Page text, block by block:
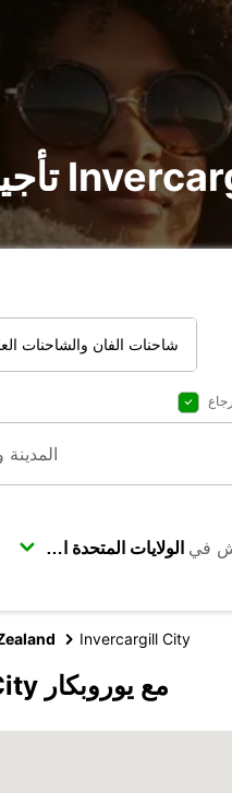
شاحنات الفان والشاحنات
في
Invercargill City
اكتشف Invercargill City مع يوروبكار